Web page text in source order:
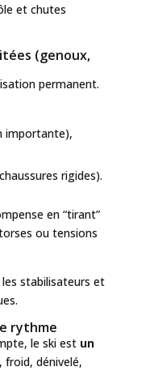
et chutes
(genoux,
permanent.
rigides).
en “tirant”
ou tensions
stabilisateurs et
rythme
le ski est un
froid, dénivelé,